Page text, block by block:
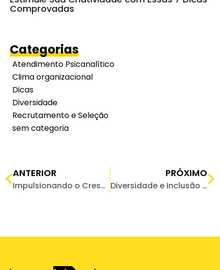
Comprovadas
Categorias
Atendimento Psicanalítico
Clima organizacional
Dicas
Diversidade
Recrutamento e Seleção
sem categoria
Anterior
ANTERIOR
Impulsionando o Crescimento Empresarial com Soluções de RH de Alta Performance!
PRÓXIMO
Diversidade e Inclusão nas Empresas: O Poder da Transformação